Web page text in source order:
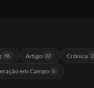
58 Artigo 32 Crônica
em Campo 5